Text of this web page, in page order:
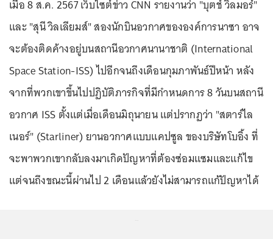
เมื่อ 8 ส.ค. 2567 เว็บไซต์ข่าว CNN รายงานว่า "บุตช์ วิลมอร์"
และ "สุนี วิลเลียมส์" สองนักบินอวกาศขององค์การนาซา อาจ
จะต้องติดค้างอยู่บนสถานีอวกาศนานาชาติ (International
Space Station-ISS) ไปอีกจนถึงเดือนกุมภาพันธ์ปีหน้า หลัง
จากที่พวกเขาขึ้นไปปฏิบัติภารกิจที่มีกำหนดการ 8 วันบนสถานี
อวกาศ ISS ตั้งแต่เมื่อเดือนมิถุนายน แต่ปรากฏว่า "สตาร์ไล
เนอร์" (Starliner) ยานอวกาศแบบแคปซูล ของบริษัทโบอิ้ง ที่
จะพาพวกเขากลับลงมาเกิดปัญหาที่ต้องซ่อมแซมและแก้ไข
แต่จนถึงขณะนี้ผ่านไป 2 เดือนแล้วยังไม่สามารถแก้ปัญหาได้